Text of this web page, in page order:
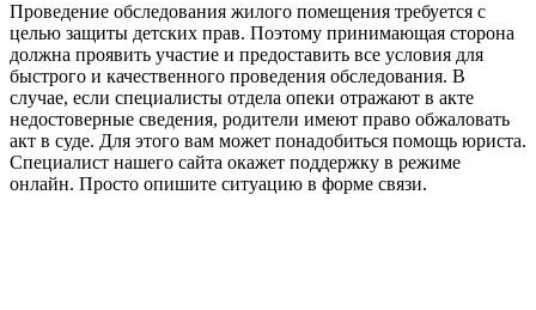
Проведение обследования жилого помещения требуется с
целью защиты детских прав. Поэтому принимающая сторона
должна проявить участие и предоставить все условия для
быстрого и качественного проведения обследования. В
случае, если специалисты отдела опеки отражают в акте
недостоверные сведения, родители имеют право обжаловать
акт в суде. Для этого вам может понадобиться помощь юриста.
Специалист нашего сайта окажет поддержку в режиме
онлайн. Просто опишите ситуацию в форме связи.